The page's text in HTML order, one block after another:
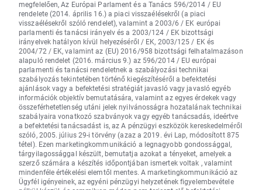
megfelelően, Az Európai Parlament és a Tanács 596/2014 / EU
rendelete (2014. április 16.) a piaci visszaélésekről (a piaci
visszaélésekről szóló rendelet), valamint a 2003/6 / EK európai
parlamenti és tanácsi irányelv és a 2003/124 / EK bizottsági
irányelvek hatályon kívül helyezéséről / EK, 2003/125 / EK és
2004/72 / EK, valamint az (EU) 2016/958 bizottsági felhatalmazáson
alapuló rendelet (2016. március 9.) az 596/2014 / EU európai
parlamenti és tanácsi rendeletnek a szabályozási technikai
szabályozás tekintetében történő kiegészítéséről a befektetési
ajánlások vagy a befektetési stratégiát javasló vagy javasló egyéb
információk objektív bemutatására, valamint az egyes érdekek vagy
összeférhetetlenség utáni jelek nyilvánosságra hozatalának technikai
szabályaira vonatkozó szabványok vagy egyéb tanácsadás, ideértve
a befektetési tanácsadást is, az A pénzügyi eszközök kereskedelméről
szóló, 2005. július 29-i törvény (azaz a 2019. évi Lap, módosított 875
tétel). Ezen marketingkommunikáció a legnagyobb gondossággal,
tárgyilagossággal készült, bemutatja azokat a tényeket, amelyek a
szerző számára a készítés időpontjában ismertek voltak , valamint
mindenféle értékelési elemtől mentes. A marketingkommunikáció az
Ügyfél igényeinek, az egyéni pénzügyi helyzetének figyelembevétele